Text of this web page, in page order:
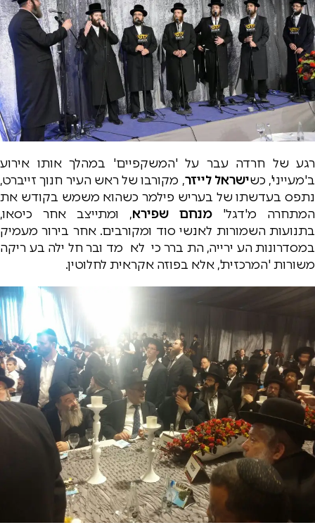
רגע של חרדה עבר על 'המשקפיים' במהלך אותו אירוע
ב'מעייני', כשישראל לייזר, מקורבו של ראש העיר חנוך זייברט,
נתפס בעדשתו של בעריש פילמר כשהוא משמש בקודש את
המתחרה מ'דגל' מנחם שפירא, ומתייצב אחר כיסאו,
בתנועות השמורות לאנשי סוד ומקורבים. אחר בירור מעמיק
במסדרונות העירייה, התברר כי לא מדובר חלילה בעריקה
משורות 'המרכזית', אלא בפוזה אקראית לחלוטין.